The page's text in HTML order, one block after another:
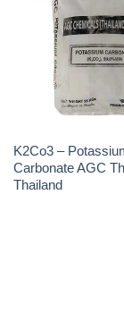
K2Co3 –
Carbonate AGC
Thailand